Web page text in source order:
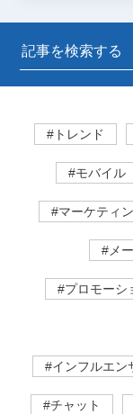
#トレンド
#モバイル
#マーケティ
#メ
#プロモーシ
#インフルエン
#チャット